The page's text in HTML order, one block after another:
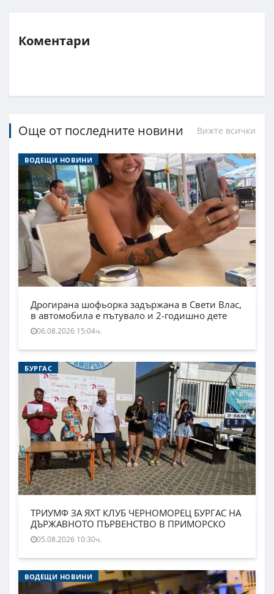
Коментари
Още от последните новини Вижте всички
ВОДЕЩИ НОВИНИ
Дрогирана шофьорка задържана в Свети Влас,
в автомобила е пътувало и 2-годишно дете
06.08.2026 15:04ч.
БУРГАС
ТРИУМФ ЗА ЯХТ КЛУБ ЧЕРНОМОРЕЦ БУРГАС НА
ДЪРЖАВНОТО ПЪРВЕНСТВО В ПРИМОРСКО
05.08.2026 10:30ч.
ВОДЕЩИ НОВИНИ